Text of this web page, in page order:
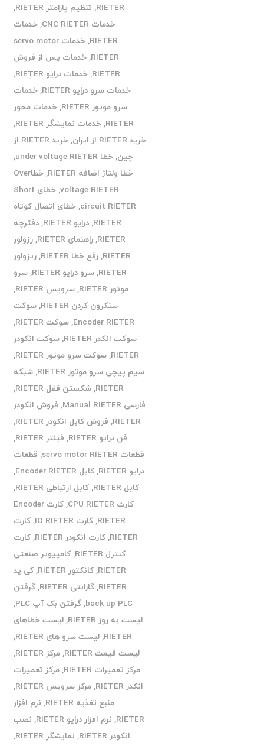
RIETER
, تنظیم پارامتر RIETER
,
خدمات CNC RIETER
,خدمات
RIETER
,
خدمات servo motor
RIETER
,خدمات پس از فروش
RIETER
,خدمات درایو RIETER
,
خدمات سرو درایو RIETER
,خدمات
سرو موتور RIETER
,خدمات محور
RIETER
,خدمات نمایشگر RIETER
,
خرید RIETER از ایران
,
خرید RIETER از
چین,خطا under voltage RIETER
,
خطا ولتاژ اضافه RIETER
,
خطاOver
voltage RIETER
,
خطای Short
circuit RIETER
,خطای اتصال کوتاه
RIETER
,درایو RIETER ,دفترچه
RIETER
,راهنمای RIETER ,رزولور
RIETER
,رفع خطا RIETER ,ریزولور
RIETER
,سرو درایو RIETER ,سرو
موتور RIETER
,سرویس RIETER
,
سنکرون کردن RIETER
,سوکت
Encoder RIETER
,سوکت RIETER
,
سوکت انکدر RIETER
,سوکت انکودر
RIETER
,سوکت سرو موتور RIETER
,
سیم پیچی سرو موتور RIETER
,شبکه
RIETER
,شکستن قفل RIETER
,
فارسی Manual RIETER
, فروش انکودر
RIETER
, فروش کابل انکودر RIETER
,
فن درایو RIETER
, فیلتر RIETER
,
قطعات servo motor RIETER
, قطعات
درایو RIETER
,کابل Encoder RIETER
,
کابل RIETER
,کابل ارتباطی RIETER
,
کارت CPU RIETER
,
کارت Encoder
RIETER
,کارت IO RIETER ,کارت
RIETER
,کارت انکودر RIETER ,کارت
کنترل RIETER
,کامپیوتر صنعتی
RIETER
,کانکتور RIETER ,کی پد
RIETER
,گارانتی RIETER ,گرفتن
back up PLC
,گرفتن بک آپ PLC
,
لیست به روز RIETER
,لیست خطاهای
RIETER
,لیست سرو های RIETER
,
لیست قیمت RIETER
,مرکز RIETER
,
مرکز تعمیرات RIETER
,مرکز تعمیرات
انکدر RIETER
,مرکز سرویس RIETER
,
منبع تغذیه RIETER
, نرم افزار
RIETER
, نرم افزار درایو RIETER , نصب
انکودر RIETER
, نمایشگر RIETER
,